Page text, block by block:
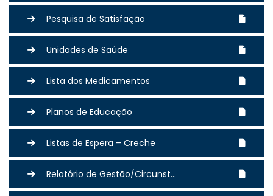
Pesquisa de Satisfação
Unidades de Saúde
Lista dos Medicamentos
Planos de Educação
Listas de Espera – Creche
Relatório de Gestão/Circunst...